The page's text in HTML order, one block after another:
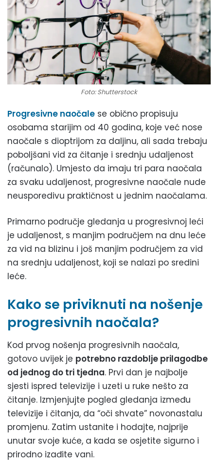
Foto: Shutterstock
Progresivne naočale se obično propisuju
osobama starijim od 40 godina, koje već nose
naočale s dioptrijom za daljinu, ali sada trebaju
poboljšani vid za čitanje i srednju udaljenost
(računalo). Umjesto da imaju tri para naočala
za svaku udaljenost, progresivne naočale nude
neusporedivu praktičnost u jednim naočalama.
Primarno područje gledanja u progresivnoj leći
je udaljenost, s manjim područjem na dnu leće
za vid na blizinu i još manjim područjem za vid
na srednju udaljenost, koji se nalazi po sredini
leće.
Kako se priviknuti na nošenje
progresivnih naočala?
Kod prvog nošenja progresivnih naočala,
gotovo uvijek je potrebno razdoblje prilagodbe
od jednog do tri tjedna. Prvi dan je najbolje
sjesti ispred televizije i uzeti u ruke nešto za
čitanje. Izmjenjujte pogled gledanja između
televizije i čitanja, da “oči shvate” novonastalu
promjenu. Zatim ustanite i hodajte, najprije
unutar svoje kuće, a kada se osjetite sigurno i
prirodno izađite vani.